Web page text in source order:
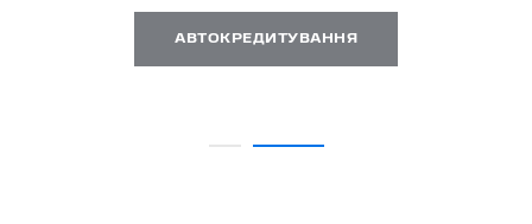
АВТОКРЕДИТУВАННЯ